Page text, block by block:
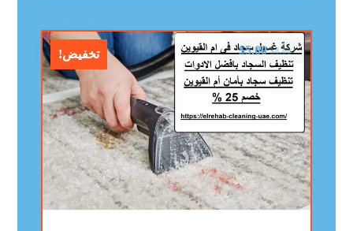
تخفيض! $8.00
$5.00